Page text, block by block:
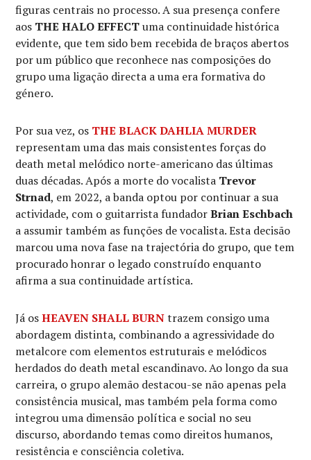
figuras centrais no processo. A sua presença confere
aos THE HALO EFFECTuma continuidade histórica
evidente, que tem sido bem recebida de braços abertos
por um público que reconhece nas composições do
grupo uma ligação directa a uma era formativa do
género.
Por sua vez, os THE BLACK DAHLIA MURDER
representam uma das mais consistentes forças do
death metal melódico norte-americano das últimas
duas décadas. Após a morte do vocalista Trevor
Strnad, em 2022, a banda optou por continuar a sua
actividade, com o guitarrista fundadorBrian Eschbach
a assumir também as funções de vocalista. Esta decisão
marcou uma nova fase na trajectória do grupo, que tem
procurado honrar o legado construído enquanto
afirma a sua continuidade artística.
Já osHEAVEN SHALL BURNtrazem consigo uma
abordagem distinta, combinando a agressividade do
metalcore com elementos estruturais e melódicos
herdados do death metal escandinavo. Ao longo da sua
carreira, o grupo alemão destacou-se não apenas pela
consistência musical, mas também pela forma como
integrou uma dimensão política e social no seu
discurso, abordando temas como direitos humanos,
resistência e consciência coletiva.